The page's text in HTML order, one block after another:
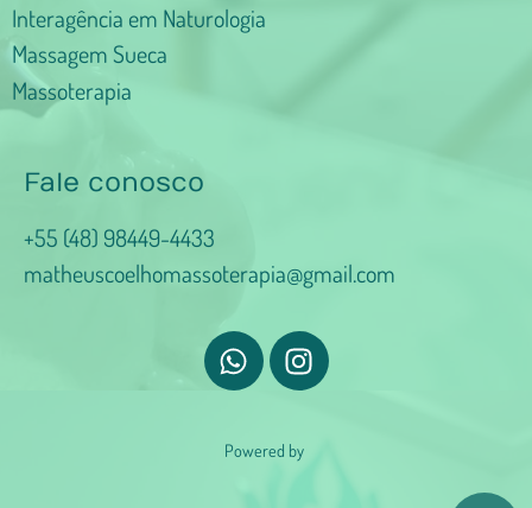
Interagência em Naturologia
Massagem Sueca
Massoterapia
Fale conosco
+55 (48) 98449-4433
matheuscoelhomassoterapia@gmail.com
Powered by